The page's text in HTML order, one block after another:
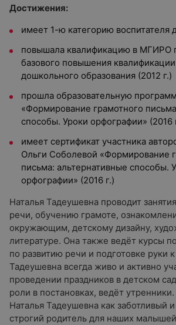
Достижения:
имеет 1-ю категорию воспитателя
повышала квалификацию в МГИРО
базового повышения
дошкольного образования (2012 г.)
прошла образовательную
«Формирование грамотного
способы. Уроки орфографии» (2016
имеет сертификат участника
Ольги Соболевой «Формирование
письма: альтернативные способы.
орфографии» (2016 г.)
Наталья Тадеушевна проводит
речи, обучению грамоте,
окружающим, детскому дизайну,
литературе. Она также ведёт курсы
по развитию речи и подготовке руки
Тадеушевна всегда живо и активно
проведении праздников в детском
роли в постановках, ведёт утренники.
Наталья Тадеушевна как заботливый
строгий родитель для наших